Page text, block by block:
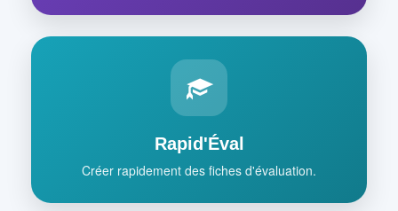
Rapid'Éval
Créer rapidement des fiches d'évaluation.